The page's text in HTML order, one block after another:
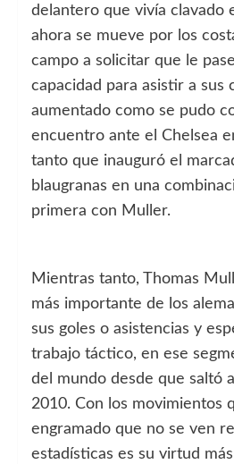
delantero que vivía clavado
ahora se mueve por los
campo a solicitar que le
capacidad para asistir a sus
aumentado como se pudo
encuentro ante el Chelsea
tanto que inauguró el
blaugranas en una
primera con Muller.
Mientras tanto, Thomas
más importante de los
sus goles o asistencias y
trabajo táctico, en ese
del mundo desde que saltó
2010. Con los movimientos
engramado que no se ven
estadísticas es su virtud